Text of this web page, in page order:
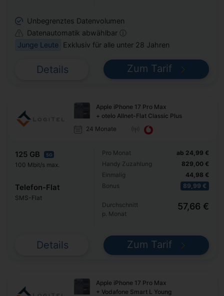
Unbegrenztes Datenvolumen
Datenautomatik abwählbar ⓘ
Junge Leute
Exklusiv für alle unter 28 Jahren
Details Zum Tarif
Apple iPhone 17 Pro Max
+ otelo Allnet-Flat Classic Plus
24 Monate
125 GB 5G
100 Mbit/s max.
Telefon-Flat
SMS-Flat
Pro Monat
Handy Zuzahlung
Einmalig
Bonus
ab 24,99 €
829,00 €
44,98 €
89,99 €
Durchschnitt
p. Monat
57,66 €
Details Zum Tarif
Apple iPhone 17 Pro Max
+ Vodafone Smart L Young